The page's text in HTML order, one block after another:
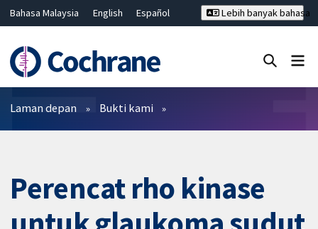
Bahasa Malaysia English
Español
Hrvatski
Deutsch ไทย
繁體中文
简体中文
Lebih banyak bahasa
Penapis
Laman depan Bukti kami
Perencat rho kinase